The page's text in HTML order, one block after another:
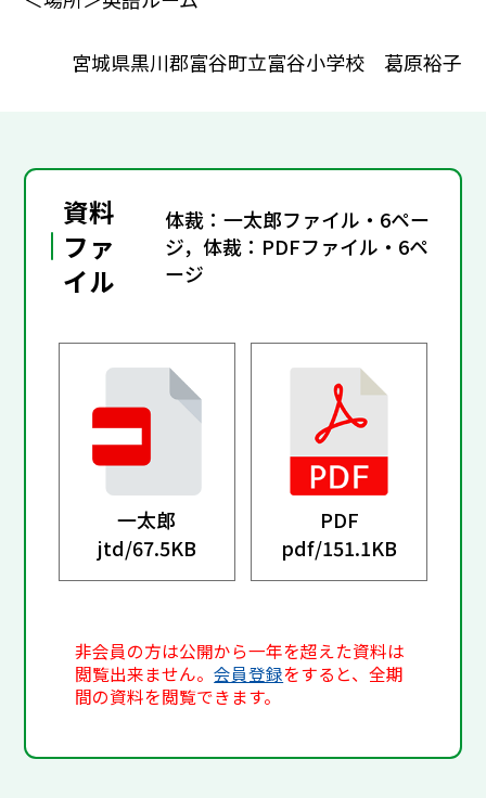
宮城県黒川郡富谷町立富谷小学校 葛原裕子
資料
ファ
イル
体裁：一太郎ファイル・6ペー
ジ，体裁：PDFファイル・6ペ
ージ
一太郎
jtd/67.5KB
PDF
pdf/151.1KB
非会員の方は公開から一年を超えた資料は
閲覧出来ません。会員登録をすると、全期
間の資料を閲覧できます。